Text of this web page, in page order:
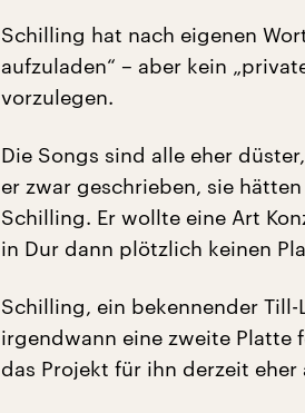
Schilling hat nach eigenen
aufzuladen“ – aber kein
vorzulegen.
Die Songs sind alle eher
er zwar geschrieben, sie
Schilling. Er wollte eine Art
in Dur dann plötzlich keinen
Schilling, ein bekennender
irgendwann eine zweite Platte
das Projekt für ihn derzeit